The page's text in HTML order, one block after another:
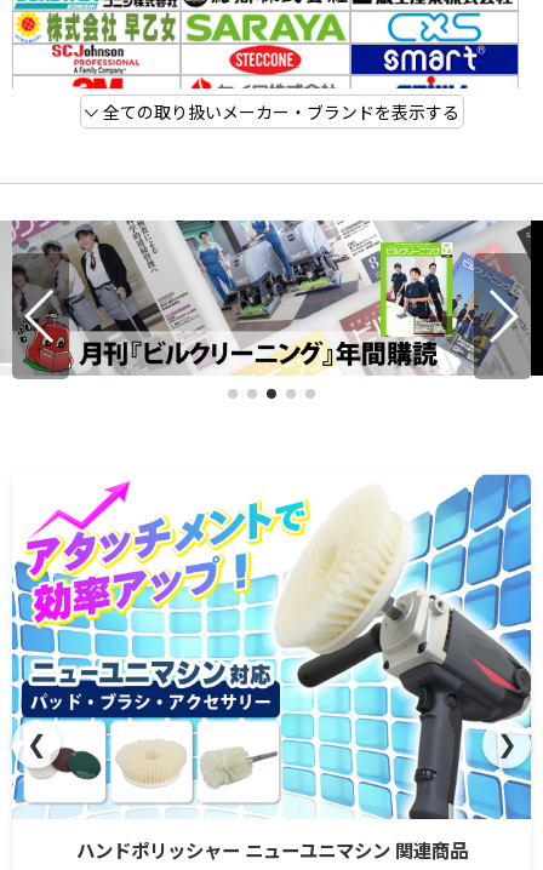
全ての取り扱いメーカー・ブランドを表示する
ハンドポリッシャー ニューユニマシン 関連商品
❮ ❯